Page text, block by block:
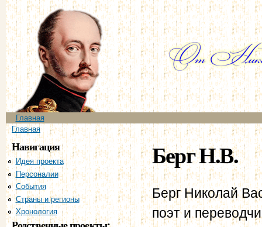
Главное меню
Главная
Вы здесь
Главная
Навигация
Идея проекта
Персоналии
События
Страны и регионы
Хронология
Берг Н.В.
Берг Николай
поэт и